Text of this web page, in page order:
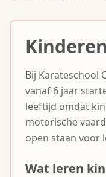
Bij Karateschool
vanaf 6 jaar
leeftijd omdat
motorische
open staan voor
Wat leren